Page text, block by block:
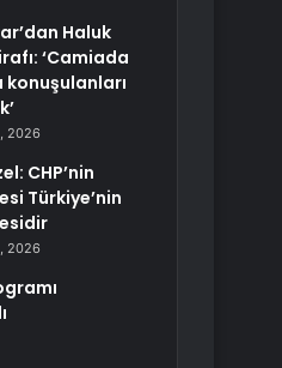
Haluk
‘Camiada
konuşulanları
2026
CHP’nin
Türkiye’nin
2026